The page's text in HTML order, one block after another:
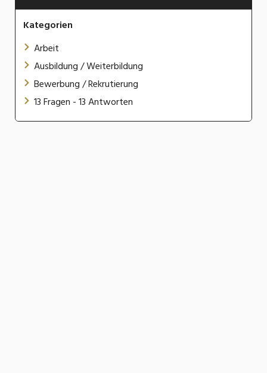
Kategorien
Arbeit
Ausbildung / Weiterbildung
Bewerbung / Rekrutierung
13 Fragen - 13 Antworten